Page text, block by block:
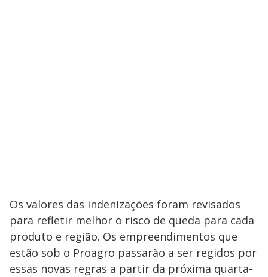
Os valores das indenizações foram revisados
para refletir melhor o risco de queda para cada
produto e região. Os empreendimentos que
estão sob o Proagro passarão a ser regidos por
essas novas regras a partir da próxima quarta-